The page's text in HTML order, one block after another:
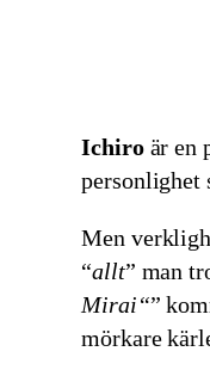
Ichiro är en
personlighet
Men
“allt” man
Mirai“”
mörkare